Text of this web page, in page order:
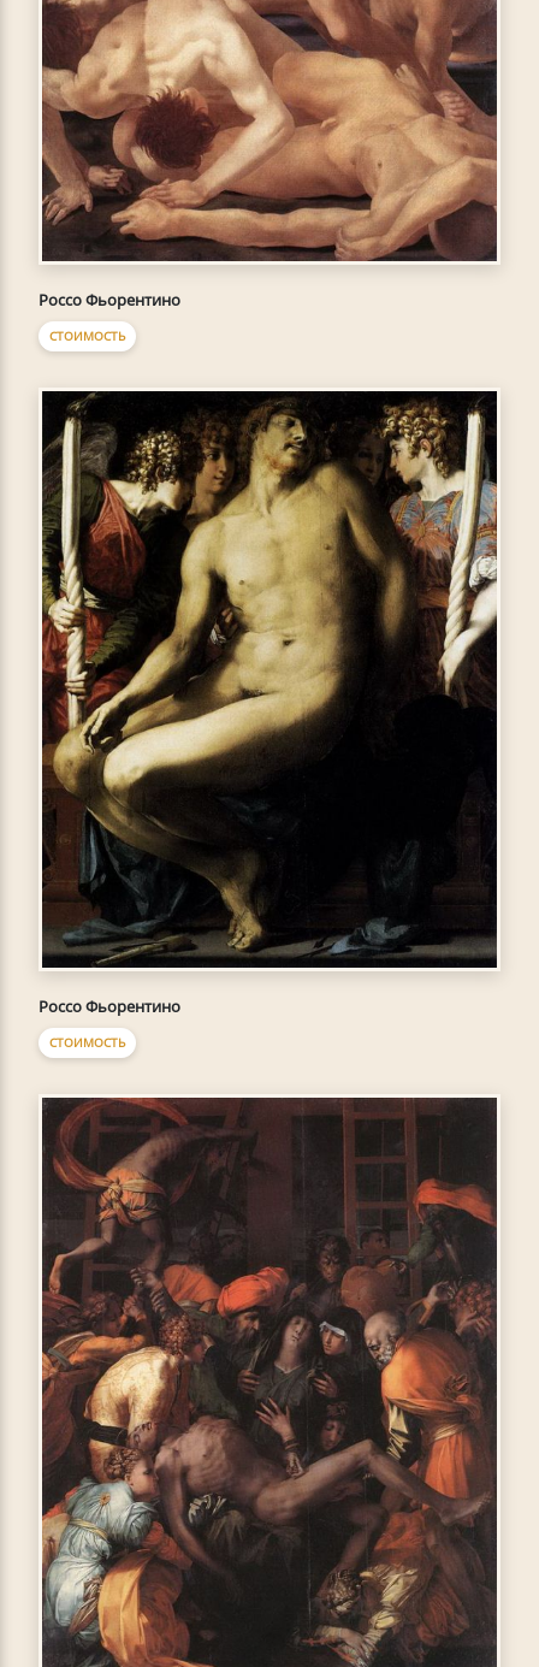
Россо Фьорентино
СТОИМОСТЬ
Россо Фьорентино
СТОИМОСТЬ